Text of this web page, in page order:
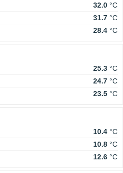
32.0 °C
31.7 °C
28.4 °C
25.3 °C
24.7 °C
23.5 °C
10.4 °C
10.8 °C
12.6 °C